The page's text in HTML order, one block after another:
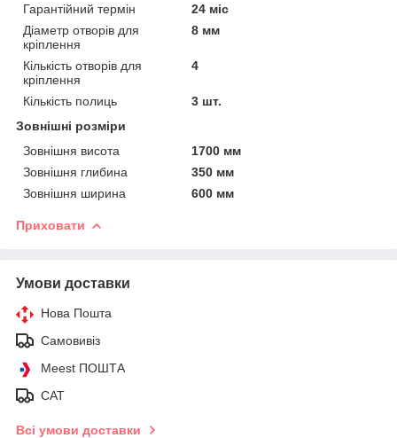
Гарантійний термін
24 міс
Діаметр отворів для
кріплення
8 мм
Кількість отворів для
кріплення
4
Кількість полиць
3 шт.
Зовнішні розміри
Зовнішня висота
1700 мм
Зовнішня глибина
350 мм
Зовнішня ширина
600 мм
Приховати
Умови доставки
Нова Пошта
Самовивіз
Meest ПОШТА
САТ
Всі умови доставки